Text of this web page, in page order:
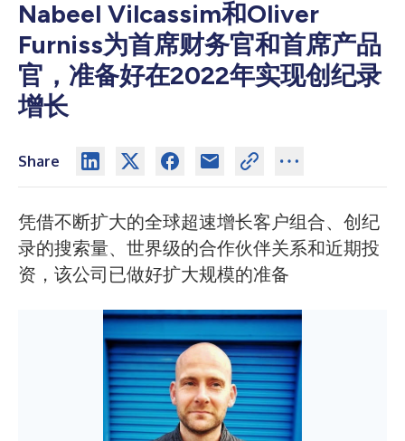
Nabeel Vilcassim和Oliver
Furniss为首席财务官和首席产品
官，准备好在2022年实现创纪录
增长
Share
凭借不断扩大的全球超速增长客户组合、创纪
录的搜索量、世界级的合作伙伴关系和近期投
资，该公司已做好扩大规模的准备